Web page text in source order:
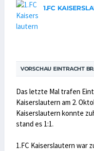
1.FC
VORSCHAU EINTRACHT
Das letzte Mal trafen
Kaiserslautern am 2.
Kaiserslautern konnte
stand es 1:1.
1.FC Kaiserslautern war